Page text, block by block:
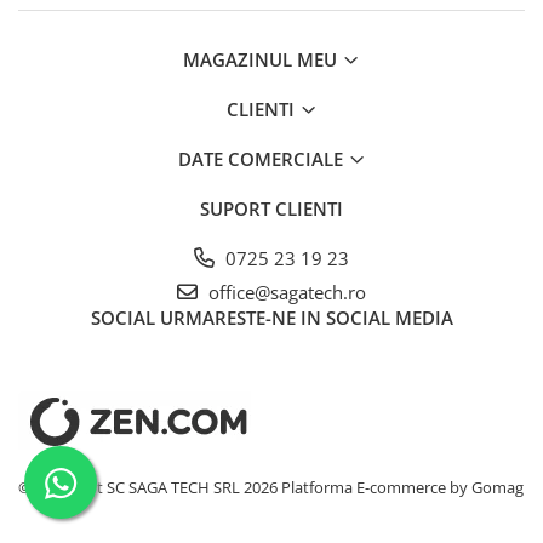
Magneti pentru suduraMAGAZINUL MEU
CLIENTI
DATE COMERCIALE
SUPORT CLIENTI
0725 23 19 23
office@sagatech.ro
SOCIAL URMARESTE-NE IN SOCIAL MEDIA
©Copyright SC SAGA TECH SRL 2026 Platforma E-commerce by Gomag